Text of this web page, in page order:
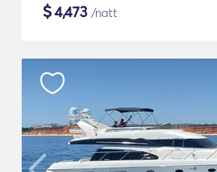
$4,473 /natt